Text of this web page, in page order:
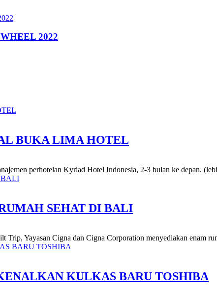
2022
BUKA LIMA HOTEL
perhotelan Kyriad Hotel Indonesia, 2-3 bulan ke depan.
SEHAT DI BALI
Yayasan Cigna dan Cigna Corporation menyediakan enam
KULKAS BARU TOSHIBA